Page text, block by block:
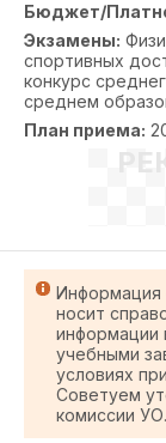
Бюджет/
Экзамены:
спортивных
конкурс
среднем
План приема:
Информация
носит
информации
учебными
условиях
Советуем
комиссии УО.